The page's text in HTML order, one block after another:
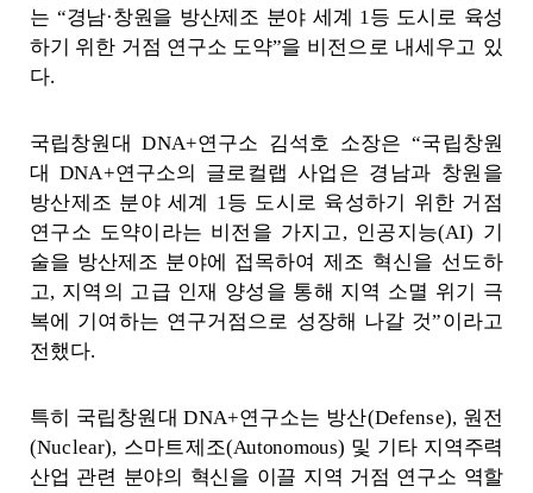
는 “경남·창원을 방산제조 분야 세계 1등 도시로 육성
하기 위한 거점 연구소 도약”을 비전으로 내세우고 있
다.
국립창원대 DNA+연구소 김석호 소장은 “국립창원
대 DNA+연구소의 글로컬랩 사업은 경남과 창원을
방산제조 분야 세계 1등 도시로 육성하기 위한 거점
연구소 도약이라는 비전을 가지고, 인공지능(AI) 기
술을 방산제조 분야에 접목하여 제조 혁신을 선도하
고, 지역의 고급 인재 양성을 통해 지역 소멸 위기 극
복에 기여하는 연구거점으로 성장해 나갈 것”이라고
전했다.
특히 국립창원대 DNA+연구소는 방산(Defense), 원전
(Nuclear), 스마트제조(Autonomous) 및 기타 지역주력
산업 관련 분야의 혁신을 이끌 지역 거점 연구소 역할